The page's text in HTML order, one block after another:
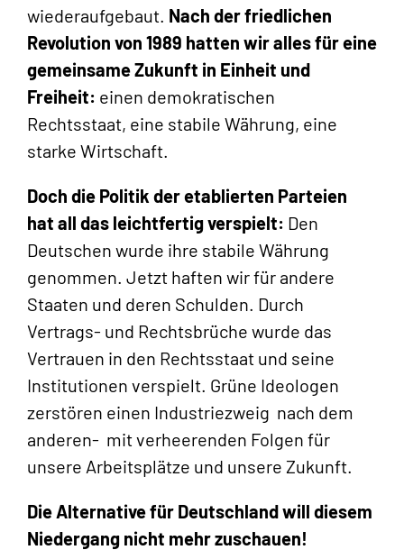
wiederaufgebaut. Nach der friedlichen
Revolution von 1989 hatten wir alles für eine
gemeinsame Zukunft in Einheit und
Freiheit: einen demokratischen
Rechtsstaat, eine stabile Währung, eine
starke Wirtschaft.
Doch die Politik der etablierten Parteien
hat all das leichtfertig verspielt: Den
Deutschen wurde ihre stabile Währung
genommen. Jetzt haften wir für andere
Staaten und deren Schulden. Durch
Vertrags- und Rechtsbrüche wurde das
Vertrauen in den Rechtsstaat und seine
Institutionen verspielt. Grüne Ideologen
zerstören einen Industriezweig nach dem
anderen- mit verheerenden Folgen für
unsere Arbeitsplätze und unsere Zukunft.
Die Alternative für Deutschland will diesem
Niedergang nicht mehr zuschauen!